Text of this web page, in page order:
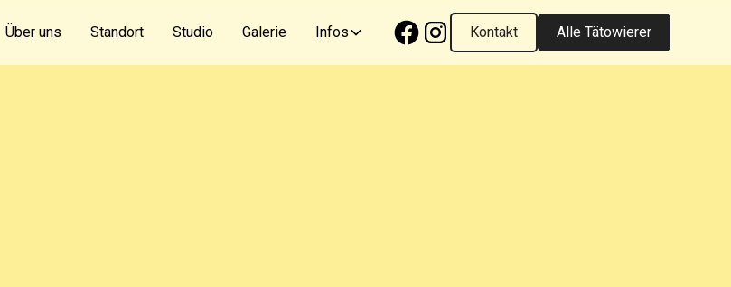
Über uns Standort Studio Galerie Infos Kontakt Alle Tätowierer